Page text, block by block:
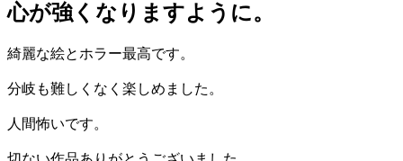
心が強くなりますように。
綺麗な絵とホラー最高です。
分岐も難しくなく楽しめました。
人間怖いです。